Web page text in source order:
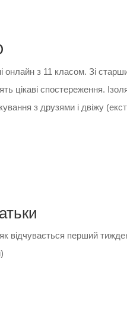
онлайн з 11 класом. Зі
цікаві спостереження.
з друзями і двіжу
відчувається перший